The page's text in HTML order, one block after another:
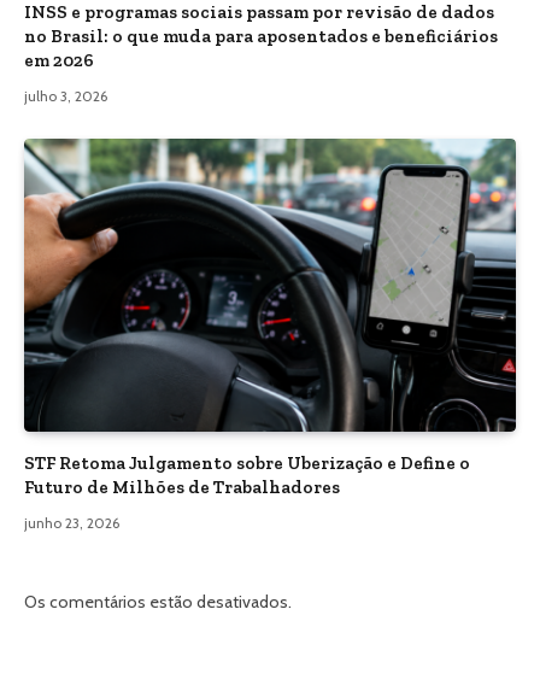
INSS e programas sociais passam por revisão de dados
no Brasil: o que muda para aposentados e beneficiários
em 2026
julho 3, 2026
STF Retoma Julgamento sobre Uberização e Define o
Futuro de Milhões de Trabalhadores
junho 23, 2026
Os comentários estão desativados.